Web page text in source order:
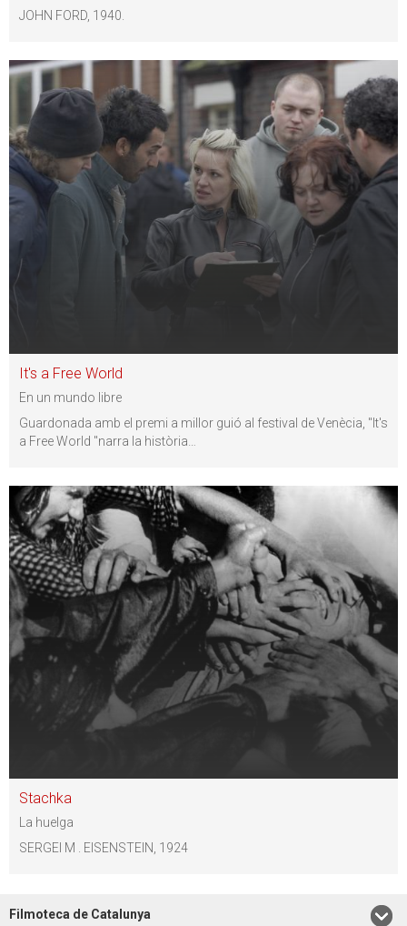
JOHN FORD, 1940.
It's a Free World
En un mundo libre
Guardonada amb el premi a millor guió al festival de Venècia, "It's
a Free World "narra la història
Stachka
La huelga
SERGEI M . EISENSTEIN, 1924
Filmoteca de Catalunya